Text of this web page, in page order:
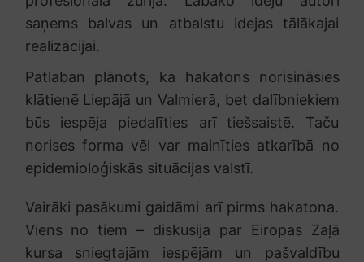
saņems balvas un atbalstu idejas tālākajai
realizācijai.
Patlaban plānots, ka hakatons norisināsies
klātienē Liepājā un Valmierā, bet dalībniekiem
būs iespēja piedalīties arī tiešsaistē. Taču
norises forma vēl var mainīties atkarībā no
epidemioloģiskās situācijas valstī.
Vairāki pasākumi gaidāmi arī pirms hakatona.
Viens no tiem – diskusija par Eiropas Zaļā
kursa sniegtajām iespējām un pašvaldību